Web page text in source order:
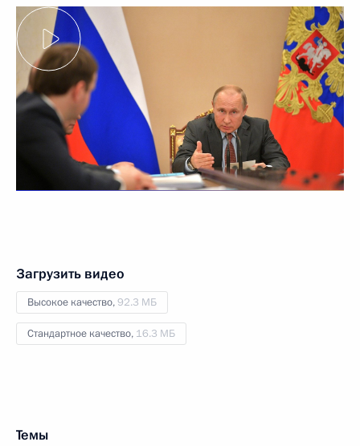
Загрузить видео
Высокое качество,92.3 МБ
Стандартное качество, 16.3 МБ
Темы